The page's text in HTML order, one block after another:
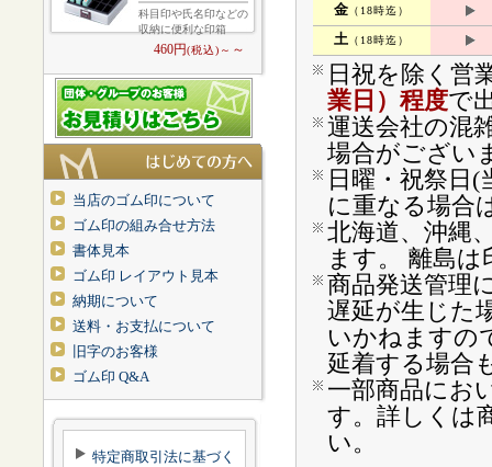
科目印や氏名印などの
収納に便利な印箱
460円(税込)～ ～
当店のゴム印について
ゴム印の組み合せ方法
書体見本
ゴム印 レイアウト見本
納期について
送料・お支払について
旧字のお客様
ゴム印 Q&A
特定商取引法に基づく
金 （18時迄）
土 （18時迄）
日祝を除く営
業日）程度で
運送会社の混
場合がござい
日曜・祝祭日
に重なる場合
北海道、沖縄
ます。 離島
商品発送管理
遅延が生じた
いかねますの
延着する場合
一部商品にお
す。詳しくは
い。